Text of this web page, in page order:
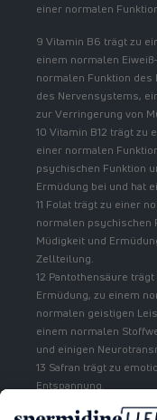
einer normalen
9 Vitamin B6 trägt zu
einem normalen
normalen Funktion
des Nervensystems,
zur Verringerung von
10 Vitamin B12 trägt
einer normalen
psychischen Funktion
Ermüdung bei und hat
11 Folat trägt zu einer
normalen psychischen
Müdigkeit und
Zellteilung.
12 Pantothensäure
Ermüdung, zu einem
normalen geistigen
einem normalen
und einigen
13 Safran trägt zu
Entspannung.